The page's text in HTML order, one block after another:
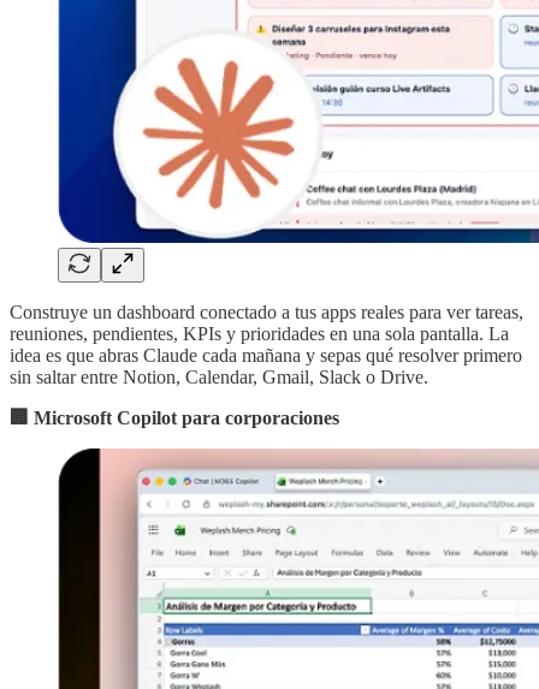
Construye un dashboard conectado a tus apps reales para ver tareas,
reuniones, pendientes, KPIs y prioridades en una sola pantalla. La
idea es que abras Claude cada mañana y sepas qué resolver primero
sin saltar entre Notion, Calendar, Gmail, Slack o Drive.
🏢 Microsoft Copilot para corporaciones